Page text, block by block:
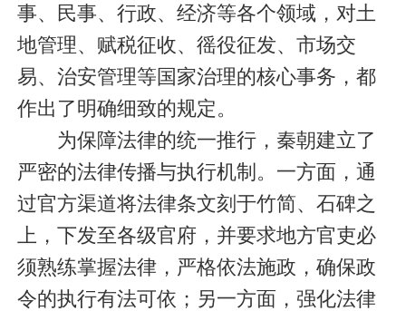
事、民事、行政、经济等各个领域，对土
地管理、赋税征收、徭役征发、市场交
易、治安管理等国家治理的核心事务，都
作出了明确细致的规定。
为保障法律的统一推行，秦朝建立了
严密的法律传播与执行机制。一方面，通
过官方渠道将法律条文刻于竹简、石碑之
上，下发至各级官府，并要求地方官吏必
须熟练掌握法律，严格依法施政，确保政
令的执行有法可依；另一方面，强化法律